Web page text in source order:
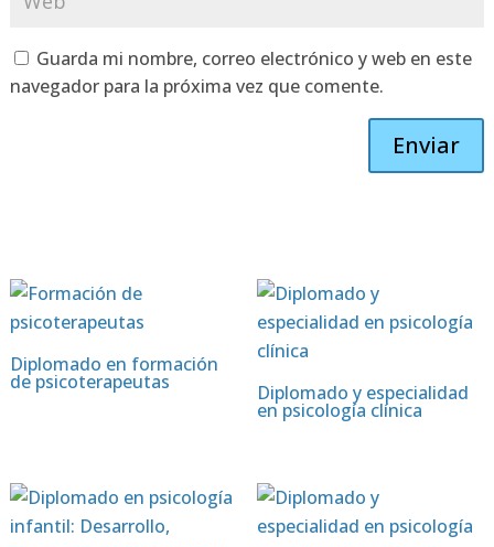
Guarda mi nombre, correo electrónico y web en este
navegador para la próxima vez que comente.
Enviar
Diplomado en formación
de psicoterapeutas Diplomado y especialidad
en psicología clínica